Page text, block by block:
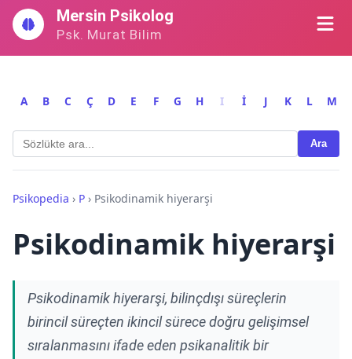
İçeriğe
geç
Mersin Psikolog
Psk. Murat Bilim
A B C Ç D E F G H I İ J K L M
Ara
Psikopedia › P › Psikodinamik hiyerarşi
Psikodinamik hiyerarşi
Psikodinamik hiyerarşi, bilinçdışı süreçlerin
birincil süreçten ikincil sürece doğru gelişimsel
sıralanmasını ifade eden psikanalitik bir